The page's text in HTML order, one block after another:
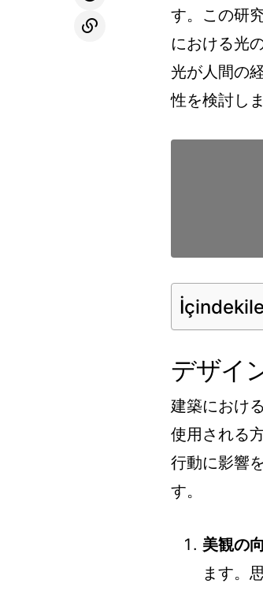
す。この研
における光
光が人間の
性を検討しま
デザイ
建築におけ
使用される
行動に影響
す。
美観の
ます。